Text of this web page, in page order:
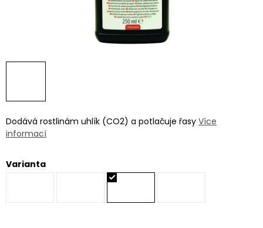
Dodává rostlinám uhlík (CO2) a potlačuje řasy Více
informací
Varianta